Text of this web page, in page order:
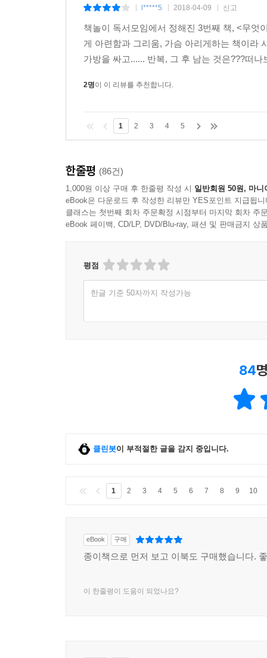
l*****5 2018-04-09 신고
책놀이 독서모임에서 정해진 3번째 책, <무엇
게 아련함과 그리움, 가슴 아리게하는 책이라
가방을 싸고...... 반복, 그 후 남는 것은???떠
2명이 이 리뷰를 추천합니다.
1 2 3 4 5
한줄평 (86건)
1,000원 이상 구매 후 한줄평 작성 시 일반회원 50원, 마니
eBook은 다운로드 후 작성한 리뷰만 YES포인트 지급됩니
클래스는 첫번째 회차 주문확정 시점부터 마지막 회차 주
eBook 페이백, CD/LP, DVD/Blu-ray, 패션 및 판매금지 상
평점
한글 기준 50자까지 작성가능
84
클린봇이 부적절한 글을 감지 중입니다.
1 2 3 4 5 6 7 8 9 10
eBook 구매
종이책으로 먼저 보고 이북도 구매했습니다.
이 한줄평이 도움이 되었나요?